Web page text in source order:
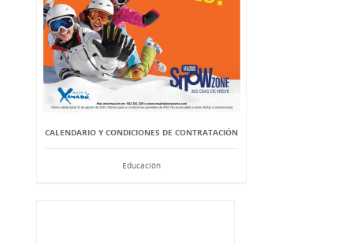
CALENDARIO Y CONDICIONES DE CONTRATACIÓN
Educación